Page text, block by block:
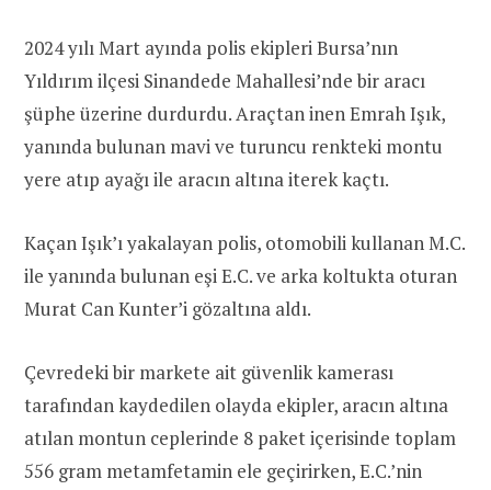
2024 yılı Mart ayında polis ekipleri Bursa’nın
Yıldırım ilçesi Sinandede Mahallesi’nde bir aracı
şüphe üzerine durdurdu. Araçtan inen Emrah Işık,
yanında bulunan mavi ve turuncu renkteki montu
yere atıp ayağı ile aracın altına iterek kaçtı.
Kaçan Işık’ı yakalayan polis, otomobili kullanan M.C.
ile yanında bulunan eşi E.C. ve arka koltukta oturan
Murat Can Kunter’i gözaltına aldı.
Çevredeki bir markete ait güvenlik kamerası
tarafından kaydedilen olayda ekipler, aracın altına
atılan montun ceplerinde 8 paket içerisinde toplam
556 gram metamfetamin ele geçirirken, E.C.’nin